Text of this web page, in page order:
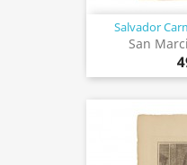
Salvador
San